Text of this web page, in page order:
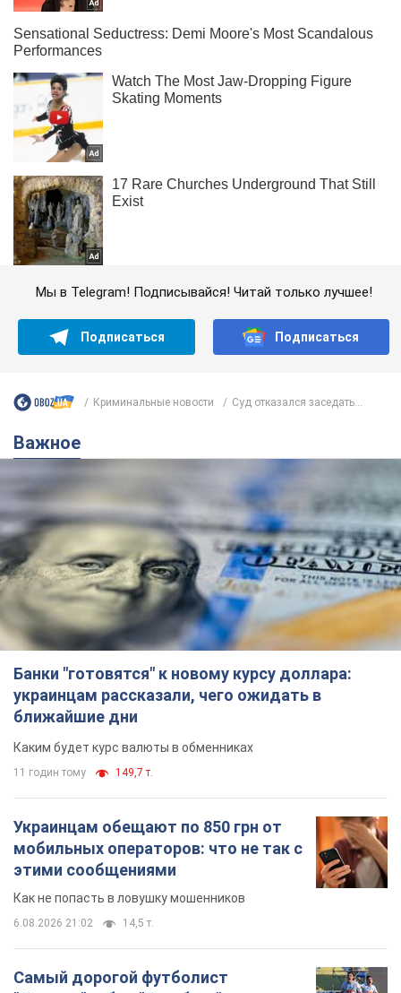
Мы в Telegram! Подписывайся! Читай только лучшее!
Подписаться Подписаться
Криминальные новости Суд отказался заседать...
Важное
Банки "готовятся" к новому курсу доллара:
украинцам рассказали, чего ожидать в
ближайшие дни
Каким будет курс валюты в обменниках
11 годин тому 149,7 т.
Украинцам обещают по 850 грн от
мобильных операторов: что не так с
этими сообщениями
Как не попасть в ловушку мошенников
6.08.2026 21:02 14,5 т.
Самый дорогой футболист